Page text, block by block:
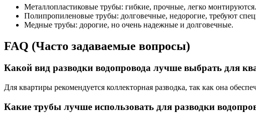
Металлопластиковые трубы: гибкие, прочные, легко монтируются.
Полипропиленовые трубы: долговечные, недорогие, требуют
Медные трубы: дорогие, но очень надежные и долговечные.
FAQ (Часто задаваемые вопросы)
Какой вид разводки водопровода лучше выбрать для
Для квартиры рекомендуется коллекторная разводка, так как она
Какие трубы лучше использовать для разводки